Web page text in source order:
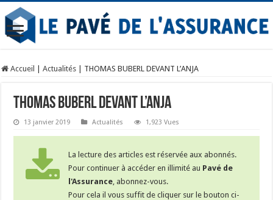
Accueil Actualités THOMAS BUBERL DEVANT L’ANJA
THOMAS BUBERL DEVANT L’ANJA
13 janvier 2019 Actualités 1,923 Vues
La lecture des articles est réservée aux abonnés.
Pour continuer à accéder en illimité au Pavé de
l'Assurance , abonnez-vous.
Pour cela il vous suffit de cliquer sur le bouton ci-